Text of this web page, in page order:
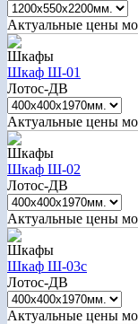
Актуальные цены
Шкафы
Шкаф Ш-01
Лотос-ДВ
Актуальные цены
Шкафы
Шкаф Ш-02
Лотос-ДВ
Актуальные цены
Шкафы
Шкаф Ш-03с
Лотос-ДВ
Актуальные цены